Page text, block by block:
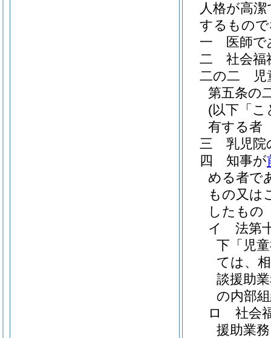
人格が高
するもの
一
医師
二
社会福
二の二
第五条の
(以下「
有する者
三
乳児院
四
知事が
める者で
もの又は
したもの
イ
法第
下「児
ては、
談援助
の内部
ロ
社会
援助業